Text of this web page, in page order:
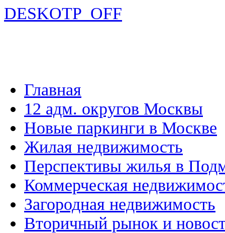
DESKOTP_OFF
Главная
12 адм. округов Москвы
Новые паркинги в Москве
Жилая недвижимость
Перспективы жилья в
Коммерческая
Загородная недвижимость
Вторичный рынок и